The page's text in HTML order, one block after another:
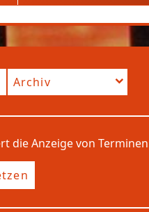
Archiv
die Anzeige von